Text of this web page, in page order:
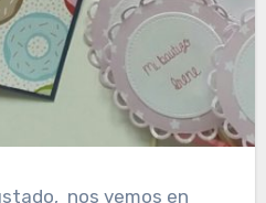
nos vemos en